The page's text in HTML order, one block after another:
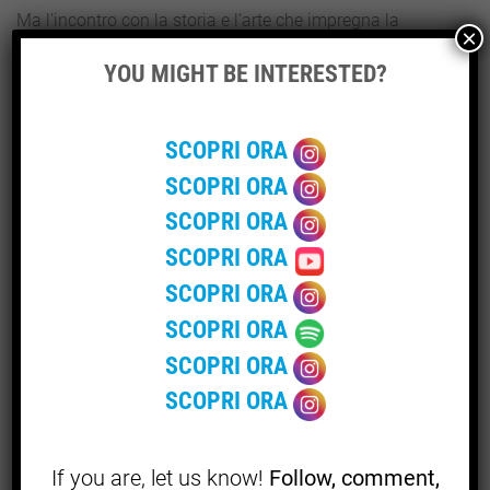
Ma l’incontro con la storia e l’arte che impregna la
suoi borghi medievali: per rivivere il passato e scoprire il
presso il quale hanno dimora i
resti di statue ritrovate nel fondo del mar Adriatico. Tanti
poi i musei dislocati nel territorio, ricchi di reperti
archeologici e arte da ammirare. Rocche e castelli,
percorsi naturalisti, borghi e monumenti sono pronti ad
essere scoperti e vissuti, cosi da poter rivivere essi stessi
giorni di una gloria ancora non assopita.
UN ITINERARIO DEDICATO ALLO SHOPPING
Dopo aver trascorso tutta la giornata immersi nella
bellezza del passata, tra borghi e castelli medievali e
dedicato allo shopping. Oltre ai diversi negozi di alta
YOU MIGHT BE INTERESTED?
SCOPRI ORA
SCOPRI ORA
SCOPRI ORA
SCOPRI ORA
SCOPRI ORA
SCOPRI ORA
SCOPRI ORA
SCOPRI ORA
If you are, let us know! Follow, comment,
×